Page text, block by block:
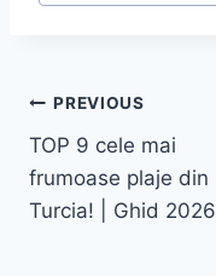
Navigare
în
articole
PREVIOUS
TOP 9 cele mai
frumoase plaje din
Turcia! | Ghid 2026